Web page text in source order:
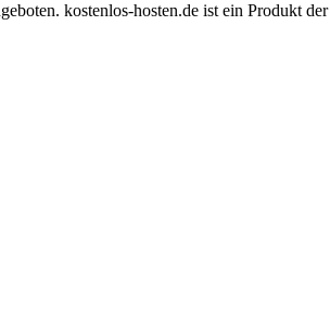
kostenlos-hosten.de ist ein Produkt der